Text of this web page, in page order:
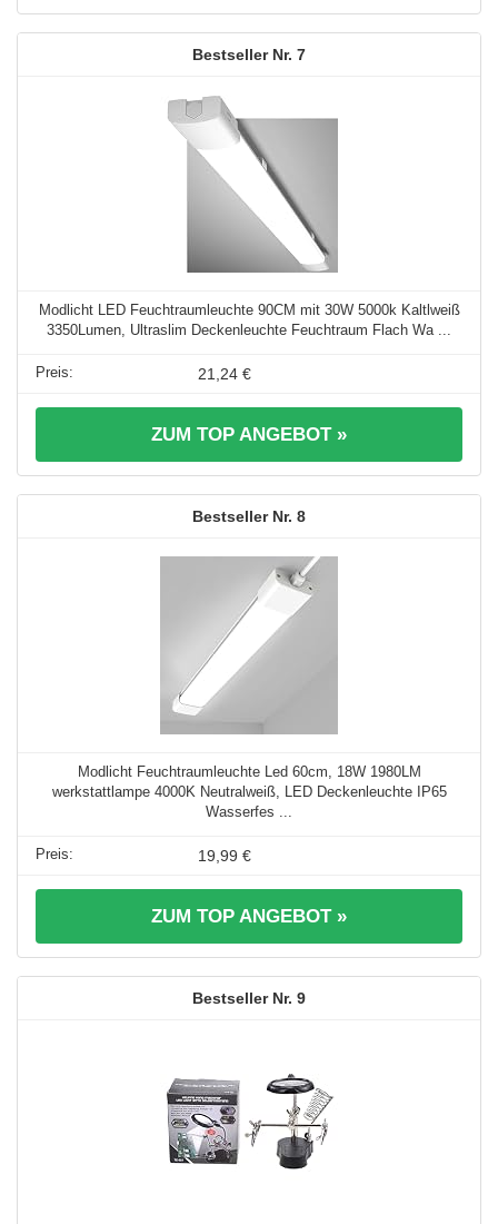
7
Modlicht LED Feuchtraumleuchte 90CM mit 30W 5000k Kaltlweiß
3350Lumen, Ultraslim Deckenleuchte Feuchtraum Flach Wa ...
21,24 €
ZUM TOP ANGEBOT »
8
Modlicht Feuchtraumleuchte Led 60cm, 18W 1980LM
werkstattlampe 4000K Neutralweiß, LED Deckenleuchte IP65
Wasserfes ...
19,99 €
ZUM TOP ANGEBOT »
9